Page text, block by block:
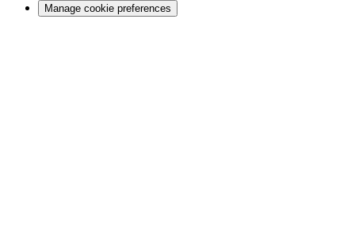
Manage cookie preferences